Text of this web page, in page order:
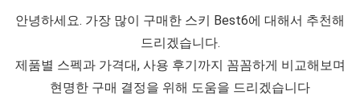
안녕하세요. 가장 많이 구매한 스키 Best6에 대해서 추천해
드리겠습니다.
제품별 스펙과 가격대, 사용 후기까지 꼼꼼하게 비교해보며
현명한 구매 결정을 위해 도움을 드리겠습니다